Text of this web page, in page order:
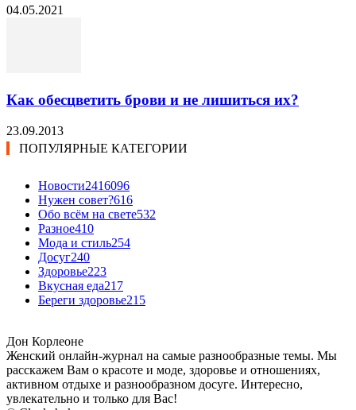
04.05.2021
Как обесцветить брови и не лишиться их?
23.09.2013
ПОПУЛЯРНЫЕ КАТЕГОРИИ
Новости2416096
Нужен совет?616
Обо всём на свете532
Разное410
Мода и стиль254
Досуг240
Здоровье223
Вкусная еда217
Береги здоровье215
Дон Корлеоне
Женский онлайн-журнал на самые разнообразные темы. Мы
расскажем Вам о красоте и моде, здоровье и отношениях,
активном отдыхе и разнообразном досуге. Интересно,
увлекательно и только для Вас!